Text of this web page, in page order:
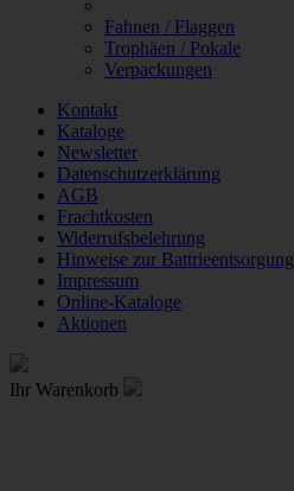
Fahnen / Flaggen
Trophäen / Pokale
Verpackungen
Kontakt
Kataloge
Newsletter
Datenschutzerklärung
AGB
Frachtkosten
Widerrufsbelehrung
Hinweise zur Battrieentsorgung
Impressum
Online-Kataloge
Aktionen
Ihr Warenkorb